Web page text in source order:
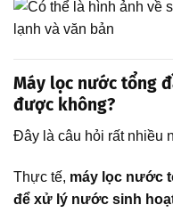
Máy lọc nước tổng
được không?
Đây là câu hỏi rất nhiều
Thực tế, máy lọc nước
để xử lý nước sinh